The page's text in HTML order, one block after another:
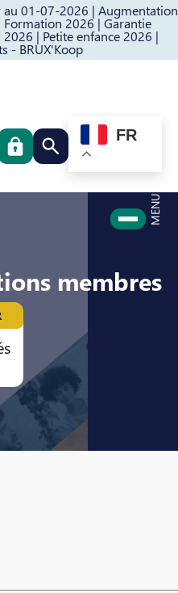
au 01-07-2026 | Augmentation
Formation 2026 | Garantie
2026 | Petite enfance 2026 |
- BRUX'Koop
au pied de page
Rechercher quelque
FR
MENU
membres